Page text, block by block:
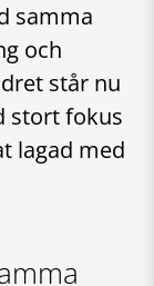
samma
och
står nu
stort fokus
lagad med